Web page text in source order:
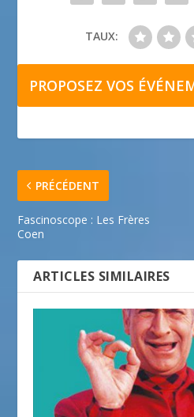
TAUX:
PROPOSEZ VOS
PRÉCÉDENT
Fascinoscope : Les Frères
Coen
ARTICLES SIMILAIRES